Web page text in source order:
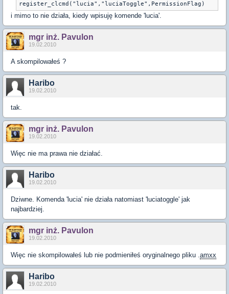
register_clcmd("lucia","luciaToggle",PermissionFlag)
i mimo to nie działa, kiedy wpisuję komende 'lucia'.
mgr inż. Pavulon
19.02.2010
A skompilowałeś ?
Haribo
19.02.2010
tak.
mgr inż. Pavulon
19.02.2010
Więc nie ma prawa nie działać.
Haribo
19.02.2010
Dziwne. Komenda 'lucia' nie działa natomiast 'luciatoggle' jak
najbardziej.
mgr inż. Pavulon
19.02.2010
Więc nie skompilowałeś lub nie podmieniłeś oryginalnego pliku .amxx
Haribo
19.02.2010